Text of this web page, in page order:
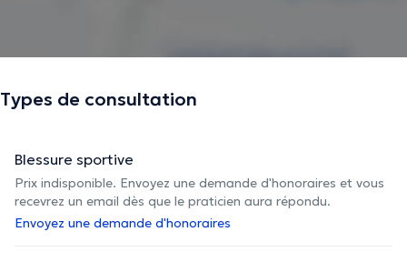
Types de consultation
Blessure sportive
Prix indisponible. Envoyez une demande d'honoraires et vous
recevrez un email dès que le praticien aura répondu.
Envoyez une demande d'honoraires